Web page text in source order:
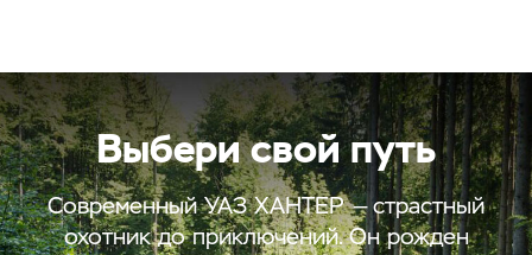
Выбери свой путь
Современный УАЗ ХАНТЕР — страстный
охотник до приключений. Он рожден